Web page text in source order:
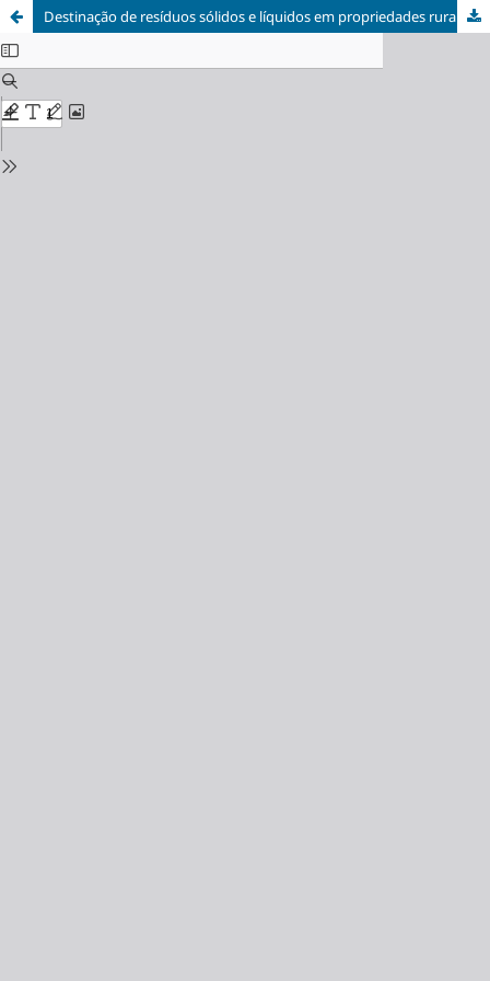
Destinação de resíduos sólidos e líquidos em propriedades rurais do município de Nhandeara - SP